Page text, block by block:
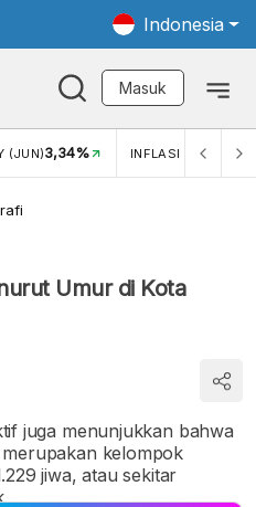
Indonesia
Masuk
(JUN)3,34% INFLASI MOM (JUN)
Umur di Kota
juga menunjukkan bahwa
kelompok
jiwa, atau sekitar